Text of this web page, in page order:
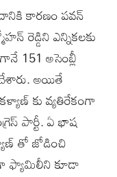
కారణం పవన్
రెడ్డిని ఎన్నికలకు
151 అసెంబ్లీ
అయితే
కు వ్యతిరేకంగా
పార్టీ. ఏ భాష
తో జోడించి
ఫ్యామిలీని కూడా